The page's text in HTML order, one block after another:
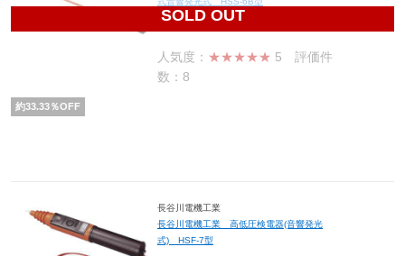
SOLD OUT
12,600
人気度： ★★★★★ 5 評価件
数：8
約33.33％OFF
長谷川電機工業
長谷川電機工業 高低圧検電器(音響発光
式) HSF-7型